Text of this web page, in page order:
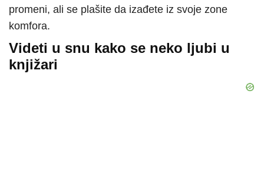
promeni, ali se plašite da izađete iz svoje zone
komfora.
Videti u snu kako se neko ljubi u
knjižari